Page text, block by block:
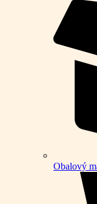
Obalový